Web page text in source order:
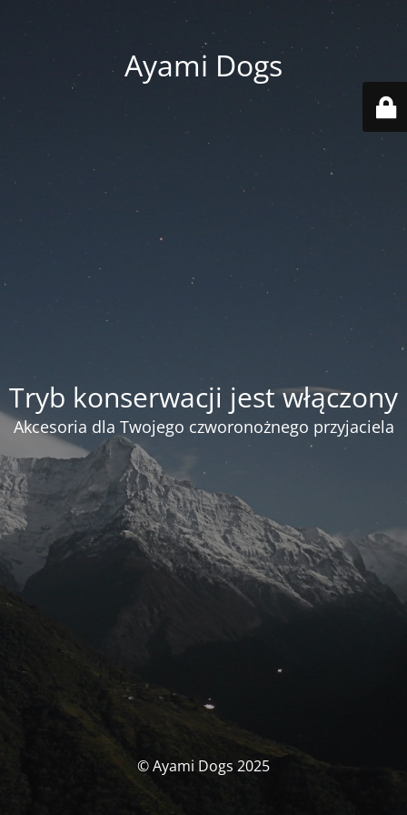
Ayami Dogs
Tryb konserwacji jest włączony
Akcesoria dla Twojego czworonożnego przyjaciela
© Ayami Dogs 2025